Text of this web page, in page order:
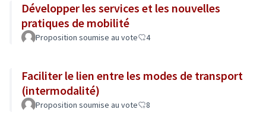
Développer les services et les nouvelles
pratiques de mobilité
Proposition soumise au vote 4
Faciliter le lien entre les modes de transport
(intermodalité)
Proposition soumise au vote 8